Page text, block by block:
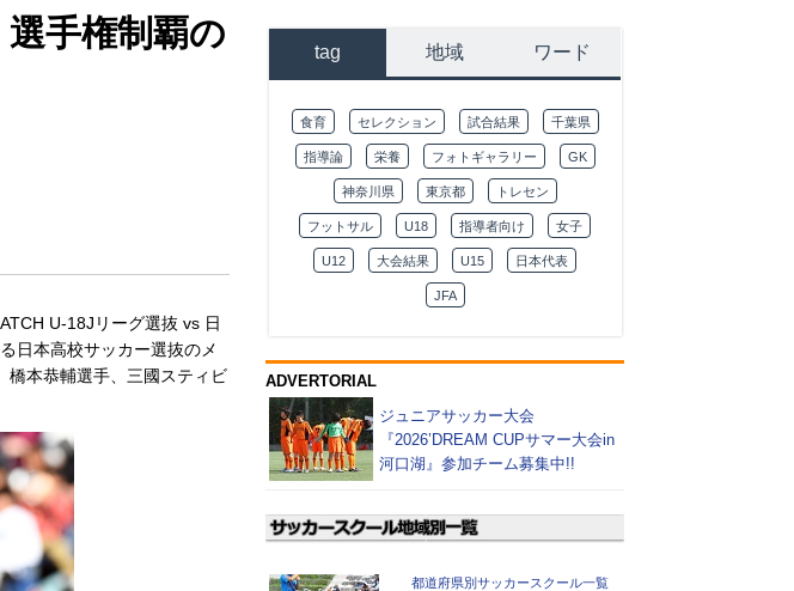
手権制覇の
U-18Jリーグ選抜 vs 日
日本高校サッカー選抜のメ
橋本恭輔選手、三國スティビ
tag 地域 ワード
食育 セレクション 試合結果 千葉県
指導論 栄養 フォトギャラリー GK
神奈川県 東京都 トレセン
フットサル U18 指導者向け 女子
U12 大会結果 U15 日本代表
JFA
ADVERTORIAL
ジュニアサッカー大会
『2026’DREAM CUPサマー大会in
河口湖』参加チーム募集中!!
都道府県別サッカースクール一覧